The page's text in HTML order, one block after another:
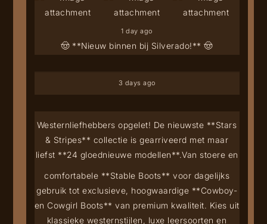
🤠 **Nieuw binnen bij Silverado!** 🤠
1 day ago
3 days ago
Westernliefhebbers opgelet! De nieuwste **Stars
& Stripes** collectie is gearriveerd met maar
liefst **24 gloednieuwe modellen**.Van stoere en
comfortabele **Stable Boots** voor dagelijks
gebruik tot exclusieve, hoogwaardige **Cowboy-
en Cowgirl Boots** van premium kwaliteit. Kies uit
klassieke westernstijlen, luxe leersoorten en